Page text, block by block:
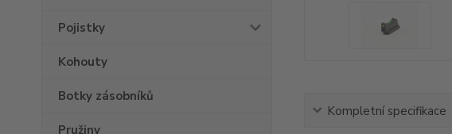
Pojistky
Kohouty
Botky zásobníků
Pružiny
Kompletní specifikace